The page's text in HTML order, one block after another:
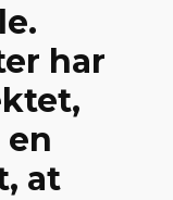
har
at